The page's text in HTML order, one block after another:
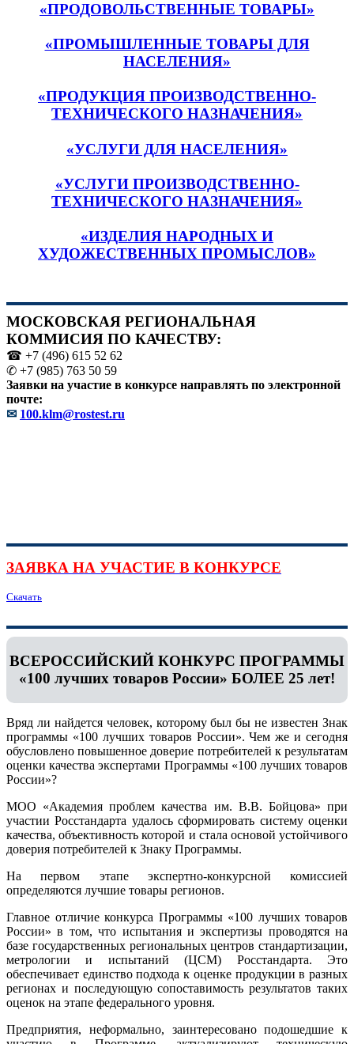
«ПРОДОВОЛЬСТВЕННЫЕ ТОВАРЫ»
«ПРОМЫШЛЕННЫЕ ТОВАРЫ ДЛЯ
НАСЕЛЕНИЯ»
«ПРОДУКЦИЯ ПРОИЗВОДСТВЕННО-
ТЕХНИЧЕСКОГО НАЗНАЧЕНИЯ»
«УСЛУГИ ДЛЯ НАСЕЛЕНИЯ»
«УСЛУГИ ПРОИЗВОДСТВЕННО-
ТЕХНИЧЕСКОГО НАЗНАЧЕНИЯ»
«ИЗДЕЛИЯ НАРОДНЫХ И
ХУДОЖЕСТВЕННЫХ ПРОМЫСЛОВ»
МОСКОВСКАЯ РЕГИОНАЛЬНАЯ
КОММИСИЯ ПО КАЧЕСТВУ:
☎ +7 (496) 615 52 62
✆ +7 (985) 763 50 59
Заявки на участие в конкурсе направлять по электронной
почте:
✉ 100.klm@rostest.ru
ЗАЯВКА НА УЧАСТИЕ В КОНКУРСЕ
Скачать
ВСЕРОССИЙСКИЙ КОНКУРС ПРОГРАММЫ
«100 лучших товаров России» БОЛЕЕ 25 лет!
Вряд ли найдется человек, которому был бы не известен Знак
программы «100 лучших товаров России». Чем же и сегодня
обусловлено повышенное доверие потребителей к результатам
оценки качества экспертами Программы «100 лучших товаров
России»?
МОО «Академия проблем качества им. В.В. Бойцова» при
участии Росстандарта удалось сформировать систему оценки
качества, объективность которой и стала основой устойчивого
доверия потребителей к Знаку Программы.
На первом этапе экспертно-конкурсной комиссией
определяются лучшие товары регионов.
Главное отличие конкурса Программы «100 лучших товаров
России» в том, что испытания и экспертизы проводятся на
базе государственных региональных центров стандартизации,
метрологии и испытаний (ЦCM) Росстандарта. Это
обеспечивает единство подхода к оценке продукции в разных
регионах и последующую сопоставимость результатов таких
оценок на этапе федерального уровня.
Предприятия, неформально, заинтересовано подошедшие к